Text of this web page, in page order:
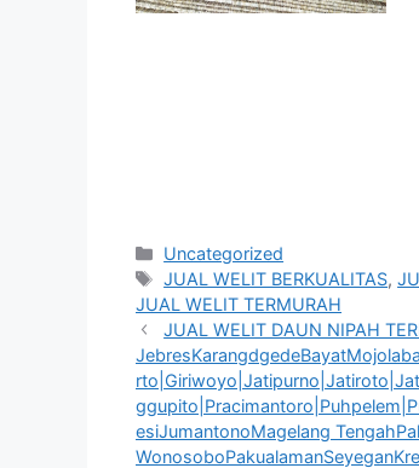
Kategori
Uncategorized
Tag
JUAL WELIT BERKUALITAS,
JUAL WELIT TERMURAH
JUAL WELIT DAUN NIPAH
esiJumantonoMagelang